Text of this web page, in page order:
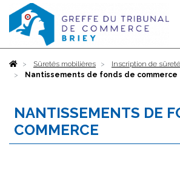
AccueilSûretés mobilières
Inscription de
Nantissements de fonds de commerce
NANTISSEMENTS DE
COMMERCE